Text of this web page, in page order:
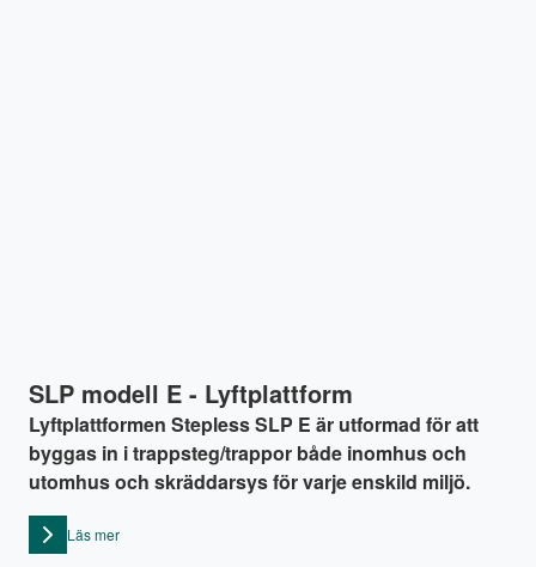
SLP modell E - Lyftplattform
Lyftplattformen Stepless SLP E är utformad för att
byggas in i trappsteg/trappor både inomhus och
utomhus och skräddarsys för varje enskild miljö.
Läs mer